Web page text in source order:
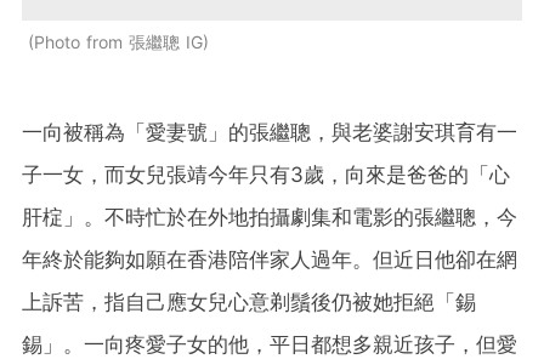
Photo from 張繼聰 IG
一向被稱為「愛妻號」的張繼聰，與老婆謝安琪育有一
子一女，而女兒張靖今年只有3歲，向來是爸爸的「心
肝椗」。不時忙於在外地拍攝劇集和電影的張繼聰，今
年終於能夠如願在香港陪伴家人過年。但近日他卻在網
上訴苦，指自己應女兒心意剃鬚後仍被她拒絕「錫
錫」。一向疼愛子女的他，平日都想多親近孩子，但愛